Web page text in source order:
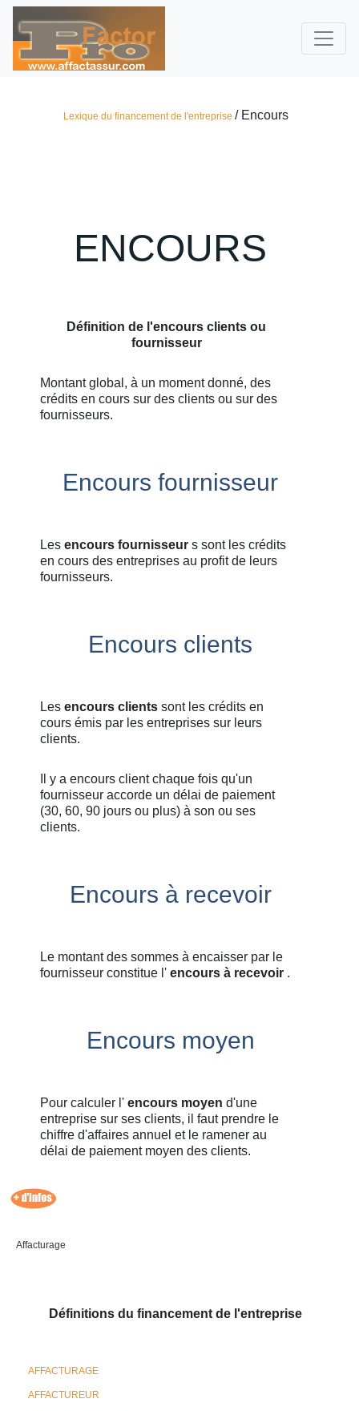
Lexique du financement de l'entreprise / Encours
ENCOURS
Définition de l'encours clients ou
fournisseur
Montant global, à un moment donné, des
crédits en cours sur des clients ou sur des
fournisseurs.
Encours fournisseur
Les encours fournisseur s sont les crédits
en cours des entreprises au profit de leurs
fournisseurs.
Encours clients
Les encours clients sont les crédits en
cours émis par les entreprises sur leurs
clients.
Il y a encours client chaque fois qu'un
fournisseur accorde un délai de paiement
(30, 60, 90 jours ou plus) à son ou ses
clients.
Encours à recevoir
Le montant des sommes à encaisser par le
fournisseur constitue l' encours à recevoir .
Encours moyen
Pour calculer l' encours moyen d'une
entreprise sur ses clients, il faut prendre le
chiffre d'affaires annuel et le ramener au
délai de paiement moyen des clients.
Affacturage
Définitions du financement de l'entreprise
AFFACTURAGE
AFFACTUREUR